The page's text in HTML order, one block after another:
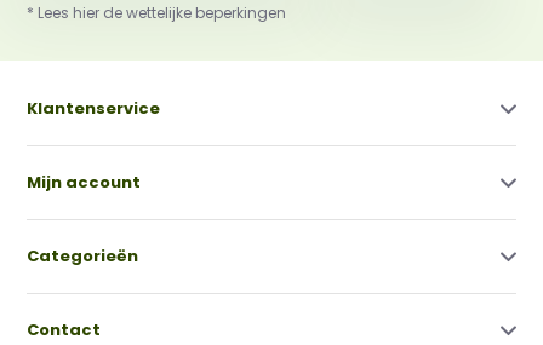
* Lees hier de wettelijke beperkingen
Klantenservice
Mijn account
Categorieën
Contact